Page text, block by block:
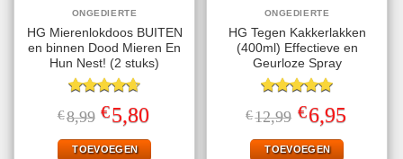
ONGEDIERTE
HG Mierenlokdoos BUITEN
en binnen Dood Mieren En
Hun Nest! (2 stuks)
Gewaardeerd
4.67uit 5
€8,99 Oorspronkelijke
prijs
was:
€8,99.
€5,80
is:
€5,80.
TOEVOEGEN
ONGEDIERTE
HG Tegen Kakkerlakken
(400ml) Effectieve en
Geurloze Spray
Gewaardeerd
5.00uit 5
€12,99 Oorspronkelijke
prijs
was:
€12,99.
€6,95prijs
TOEVOEGEN